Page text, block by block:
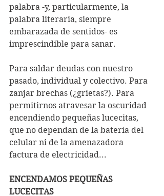
palabra -y, particularmente, la
palabra literaria, siempre
embarazada de sentidos- es
imprescindible para sanar.
Para saldar deudas con nuestro
pasado, individual y colectivo. Para
zanjar brechas (¿grietas?). Para
permitirnos atravesar la oscuridad
encendiendo pequeñas lucecitas,
que no dependan de la batería del
celular ni de la amenazadora
factura de electricidad...
ENCENDAMOS PEQUEÑAS
LUCECITAS